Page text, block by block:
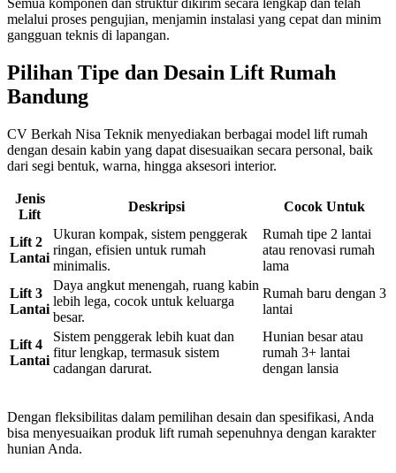
Semua komponen dan struktur dikirim secara lengkap dan telah
melalui proses pengujian, menjamin instalasi yang cepat dan minim
gangguan teknis di lapangan.
Pilihan Tipe dan Desain Lift Rumah
Bandung
CV Berkah Nisa Teknik menyediakan berbagai model lift rumah
dengan desain kabin yang dapat disesuaikan secara personal, baik
dari segi bentuk, warna, hingga aksesori interior.
Jenis
Lift
Deskripsi Cocok Untuk
Lift 2
Lantai
Ukuran kompak, sistem penggerak
ringan, efisien untuk rumah
minimalis.
Rumah tipe 2 lantai
atau renovasi rumah
lama
Lift 3
Lantai
Daya angkut menengah, ruang kabin
lebih lega, cocok untuk keluarga
besar.
Rumah baru dengan 3
lantai
Lift 4
Lantai
Sistem penggerak lebih kuat dan
fitur lengkap, termasuk sistem
cadangan darurat.
Hunian besar atau
rumah 3+ lantai
dengan lansia
Dengan fleksibilitas dalam pemilihan desain dan spesifikasi, Anda
bisa menyesuaikan produk lift rumah sepenuhnya dengan karakter
hunian Anda.